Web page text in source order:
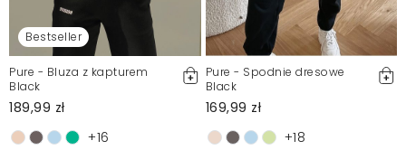
Bestseller
Pure - Bluza z kapturem
Black
189,99 zł
+16
Pure - Spodnie dresowe
Black
169,99 zł
+18